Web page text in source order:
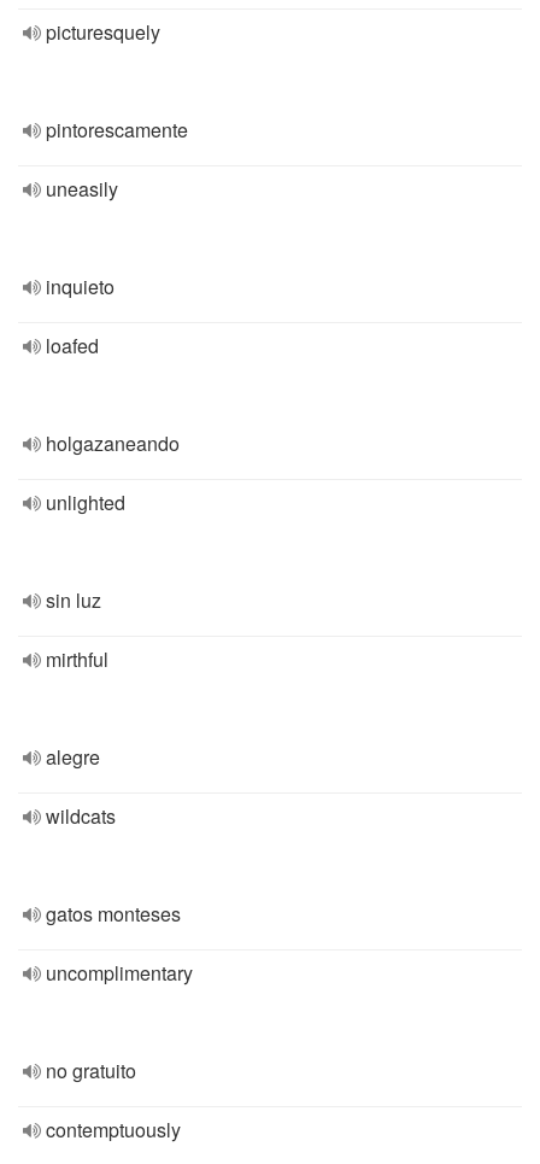
picturesquely
pintorescamente
uneasily
inquieto
loafed
holgazaneando
unlighted
sin luz
mirthful
alegre
wildcats
gatos monteses
uncomplimentary
no gratuito
contemptuously